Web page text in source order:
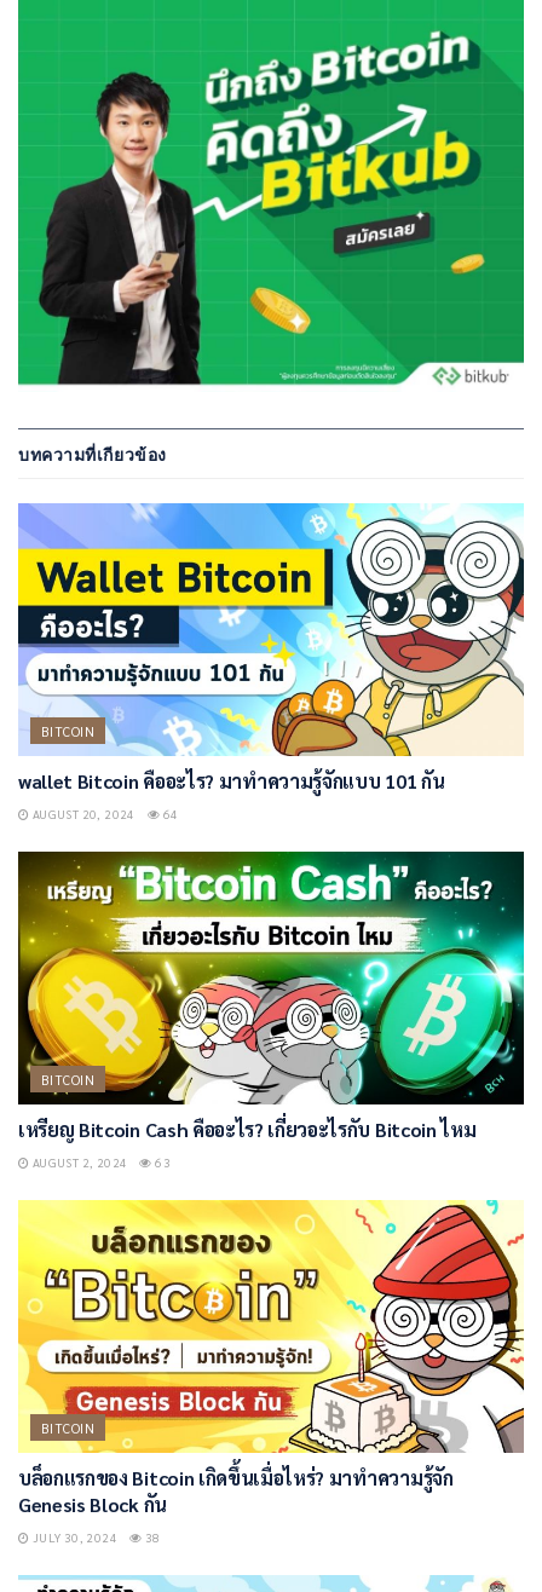
บทความที่เกียวข้อง
BITCOIN
wallet Bitcoin คืออะไร? มาทำความรู้จักแบบ 101 กัน
AUGUST 20, 2024 64
BITCOIN
เหรียญ Bitcoin Cash คืออะไร? เกี่ยวอะไรกับ Bitcoin ไหม
AUGUST 2, 2024 63
BITCOIN
บล็อกแรกของ Bitcoin เกิดขึ้นเมื่อไหร่? มาทำความรู้จัก
Genesis Block กัน
JULY 30, 2024 38